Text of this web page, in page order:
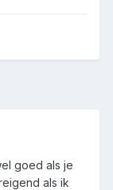
goed als je
als ik